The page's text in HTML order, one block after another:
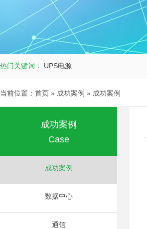
热门关键词： UPS电源
当前位置： 首页 » 成功案例 » 成功案例
成功案例
Case
成功案例
数据中心
通信